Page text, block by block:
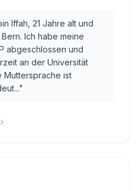
Iffah, 21 Jahre alt und
Ich habe meine
abgeschlossen und
an der Universität
Muttersprache ist
"